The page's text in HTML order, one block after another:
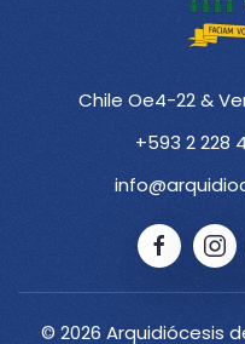
Chile Oe4-22 &
+593 2 228
© 2026 Arquidiócesis